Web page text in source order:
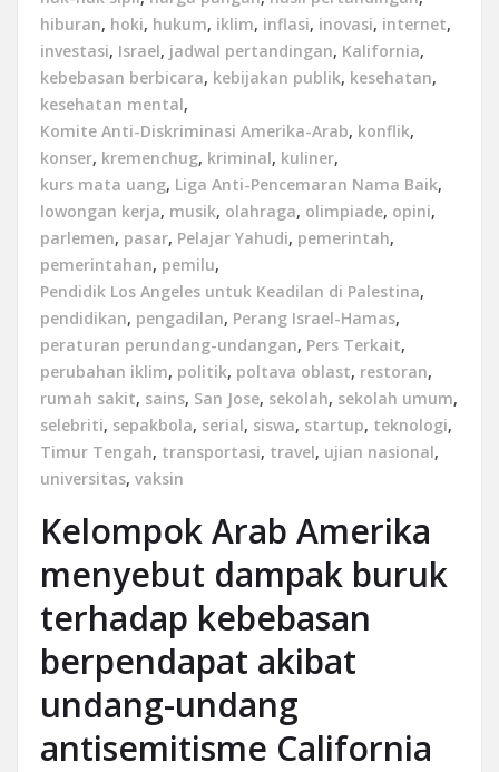
hiburan, hoki, hukum, iklim, inflasi, inovasi, internet,
investasi, Israel, jadwal pertandingan, Kalifornia,
kebebasan berbicara, kebijakan publik, kesehatan,
kesehatan mental,
Komite Anti-Diskriminasi Amerika-Arab, konflik,
konser, kremenchug, kriminal, kuliner,
kurs mata uang, Liga Anti-Pencemaran Nama Baik,
lowongan kerja, musik, olahraga, olimpiade, opini,
parlemen, pasar, Pelajar Yahudi, pemerintah,
pemerintahan, pemilu,
Pendidik Los Angeles untuk Keadilan di Palestina,
pendidikan, pengadilan, Perang Israel-Hamas,
peraturan perundang-undangan, Pers Terkait,
perubahan iklim, politik, poltava oblast, restoran,
rumah sakit, sains, San Jose, sekolah, sekolah umum,
selebriti, sepakbola, serial, siswa, startup, teknologi,
Timur Tengah, transportasi, travel, ujian nasional,
universitas, vaksin
Kelompok Arab Amerika
menyebut dampak buruk
terhadap kebebasan
berpendapat akibat
undang-undang
antisemitisme California